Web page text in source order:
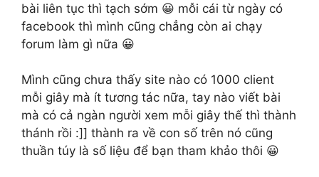
bài liên tục thì tạch sớm 😀 mỗi cái từ ngày có
facebook thì mình cũng chẳng còn ai chạy
forum làm gì nữa 😀
Mình cũng chưa thấy site nào có 1000 client
mỗi giây mà ít tương tác nữa, tay nào viết bài
mà có cả ngàn người xem mỗi giây thế thì thành
thánh rồi :]] thành ra về con số trên nó cũng
thuần túy là số liệu để bạn tham khảo thôi 😀